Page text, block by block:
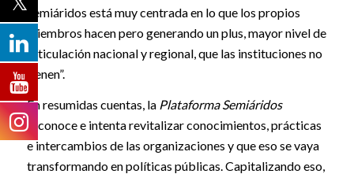
Semiáridos está muy centrada en lo que los propios
miembros hacen pero generando un plus, mayor nivel de
articulación nacional y regional, que las instituciones no
tienen”.
En resumidas cuentas, la Plataforma Semiáridos
reconoce e intenta revitalizar conocimientos, prácticas
e intercambios de las organizaciones y que eso se vaya
transformando en políticas públicas. Capitalizando eso,